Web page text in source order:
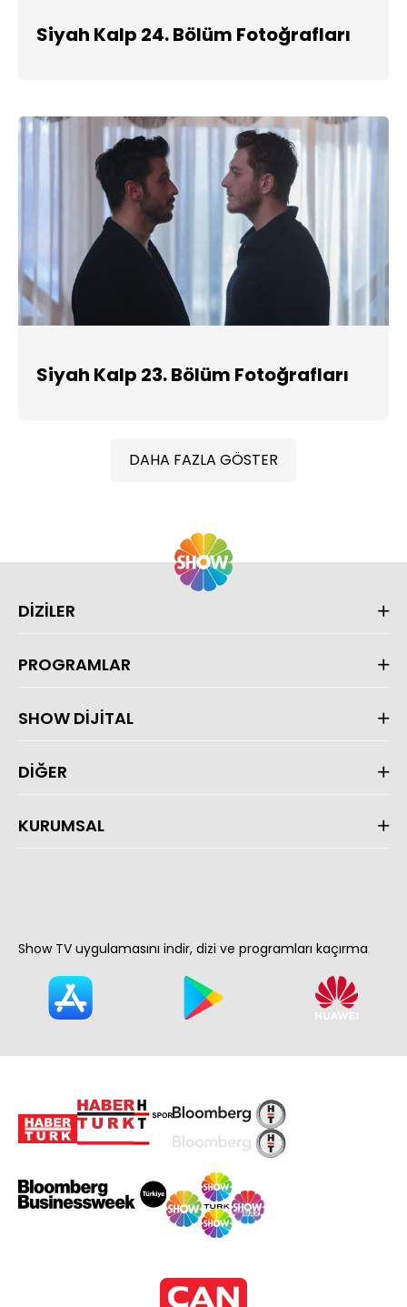
Siyah Kalp 24. Bölüm Fotoğrafları
Siyah Kalp 23. Bölüm Fotoğrafları
DAHA FAZLA GÖSTER
DİZİLER
PROGRAMLAR
SHOW DİJİTAL
DİĞER
KURUMSAL
Show TV uygulamasını indir, dizi ve programları kaçırma